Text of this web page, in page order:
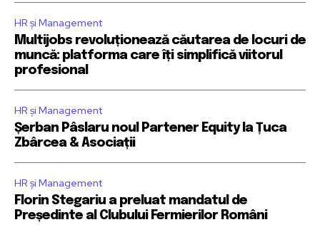
HR și Management
Multijobs revoluționează căutarea de locuri de
muncă: platforma care îți simplifică viitorul
profesional
HR și Management
Șerban Pâslaru noul Partener Equity la Țuca
Zbârcea & Asociații
HR și Management
Florin Stegariu a preluat mandatul de
Președinte al Clubului Fermierilor Români